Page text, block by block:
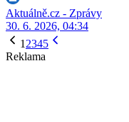
Aktuálně.cz - Zprávy
30. 6. 2026, 04:34
1 2345
Reklama